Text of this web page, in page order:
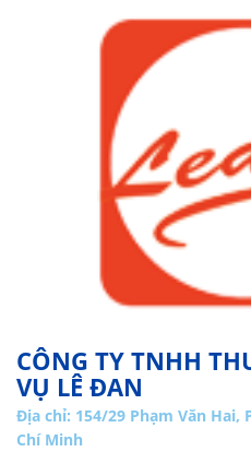
CÔNG TY TNHH
VỤ LÊ ĐAN
Địa chỉ: 154/29 Phạm Văn Hai,
Chí Minh